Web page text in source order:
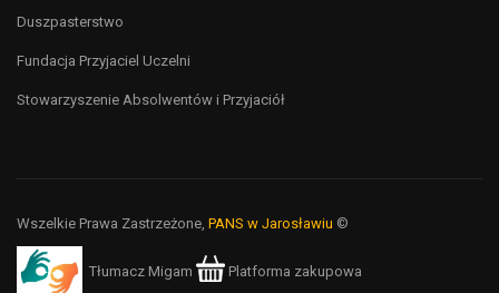
Duszpasterstwo
Fundacja Przyjaciel Uczelni
Stowarzyszenie Absolwentów i Przyjaciół
Wszelkie Prawa Zastrzeżone, PANS w Jarosławiu ©
Tłumacz Migam Platforma zakupowa